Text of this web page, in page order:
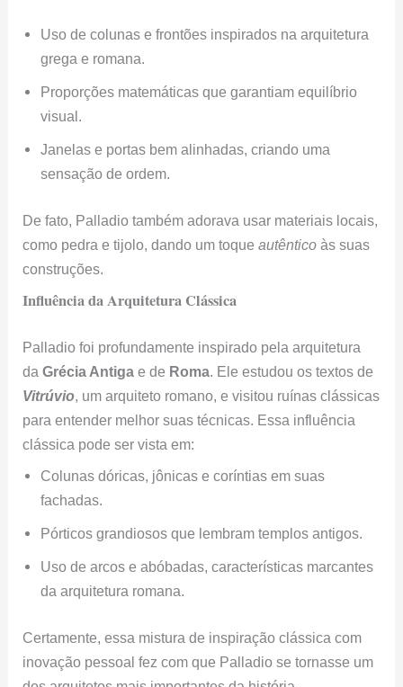
Uso de colunas e frontões inspirados na arquitetura
grega e romana.
Proporções matemáticas que garantiam equilíbrio
visual.
Janelas e portas bem alinhadas, criando uma
sensação de ordem.
De fato, Palladio também adorava usar materiais locais,
como pedra e tijolo, dando um toqueautêntico às suas
construções.
Influência da Arquitetura Clássica
Palladio foi profundamente inspirado pela arquitetura
daGrécia Antiga e de Roma. Ele estudou os textos de
Vitrúvio, um arquiteto romano, e visitou ruínas clássicas
para entender melhor suas técnicas. Essa influência
clássica pode ser vista em:
Colunas dóricas, jônicas e coríntias em suas
fachadas.
Pórticos grandiosos que lembram templos antigos.
Uso de arcos e abóbadas, características marcantes
da arquitetura romana.
Certamente, essa mistura de inspiração clássica com
inovação pessoal fez com que Palladio se tornasse um